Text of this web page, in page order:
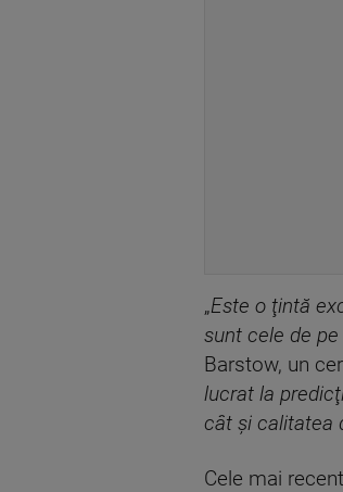
„Este o ţintă
sunt cele de
Barstow, un
lucrat la
cât şi calitatea
Cele mai